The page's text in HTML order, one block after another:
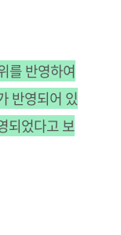
를 반영하여
반영되어 있
되었다고 보